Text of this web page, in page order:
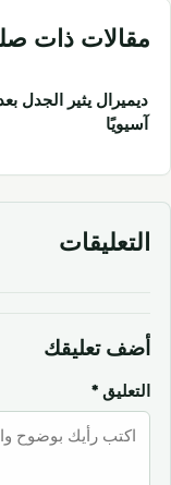
مقالات ذات
ديميرال يثير الجدل
آسيويًا
التعليقات
أضف تعليقك
التعليق *